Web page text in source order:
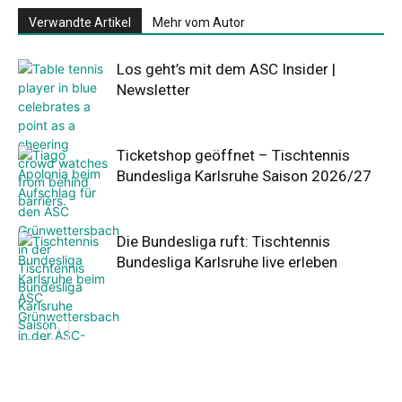
Verwandte Artikel Mehr vom Autor
Los geht’s mit dem ASC Insider |
Newsletter
Ticketshop geöffnet – Tischtennis
Bundesliga Karlsruhe Saison 2026/27
Die Bundesliga ruft: Tischtennis
Bundesliga Karlsruhe live erleben